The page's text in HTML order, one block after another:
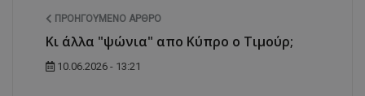
ΠΡΟΗΓΟΎΜΕΝΟ ΆΡΘΡΟ
Κι άλλα "ψώνια" απο Κύπρο ο Τιμούρ;
10.06.2026 - 13:21